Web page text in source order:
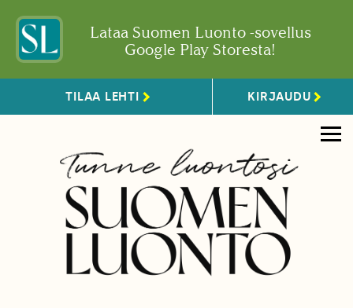
Lataa Suomen Luonto -sovellus
Google Play Storesta!
TILAA LEHTI KIRJAUDU